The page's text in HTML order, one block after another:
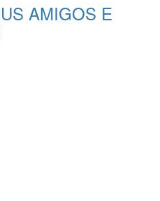
AMIGOS E